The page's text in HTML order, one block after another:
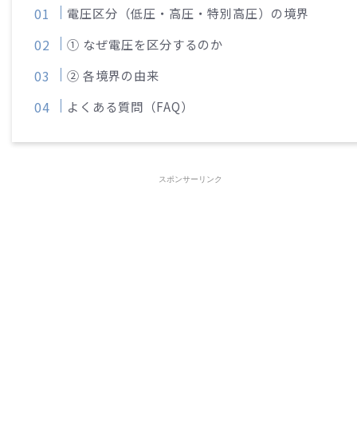
電圧区分（低圧・高圧・特別高圧）の境界
① なぜ電圧を区分するのか
② 各境界の由来
よくある質問（FAQ）
スポンサーリンク